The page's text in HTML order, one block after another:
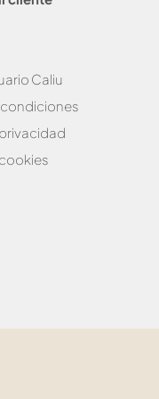
Caliu
condiciones